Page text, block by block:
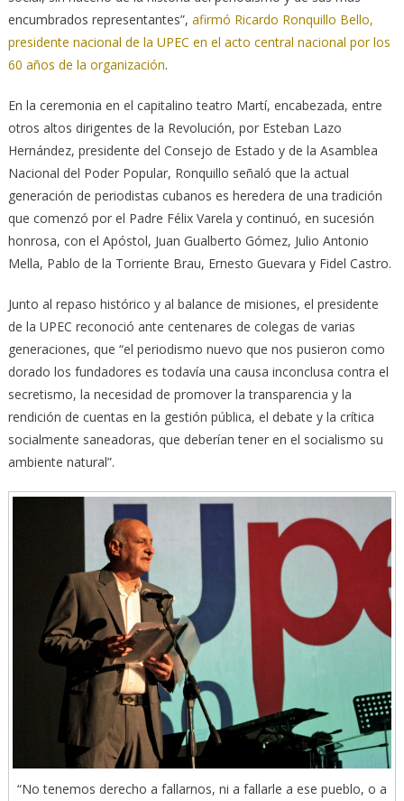
encumbrados representantes”, afirmó Ricardo Ronquillo Bello,
presidente nacional de la UPEC en el acto central nacional por los
60 años de la organización.
En la ceremonia en el capitalino teatro Martí, encabezada, entre
otros altos dirigentes de la Revolución, por Esteban Lazo
Hernández, presidente del Consejo de Estado y de la Asamblea
Nacional del Poder Popular, Ronquillo señaló que la actual
generación de periodistas cubanos es heredera de una tradición
que comenzó por el Padre Félix Varela y continuó, en sucesión
honrosa, con el Apóstol, Juan Gualberto Gómez, Julio Antonio
Mella, Pablo de la Torriente Brau, Ernesto Guevara y Fidel Castro.
Junto al repaso histórico y al balance de misiones, el presidente
de la UPEC reconoció ante centenares de colegas de varias
generaciones, que “el periodismo nuevo que nos pusieron como
dorado los fundadores es todavía una causa inconclusa contra el
secretismo, la necesidad de promover la transparencia y la
rendición de cuentas en la gestión pública, el debate y la crítica
socialmente saneadoras, que deberían tener en el socialismo su
ambiente natural”.
“No tenemos derecho a fallarnos, ni a fallarle a ese pueblo, o a